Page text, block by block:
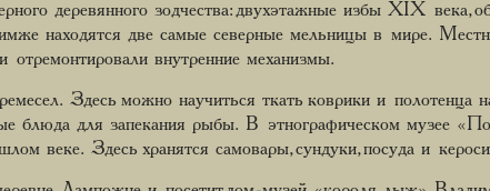
деревянного зодчества: двухэтажные избы XIX века,
находятся две самые северные мельницы в мире.
отремонтировали внутренние механизмы.
Здесь можно научиться ткать коврики и полотенца
блюда для запекания рыбы. В этнографическом музее
веке. Здесь хранятся самовары, сундуки, посуда и